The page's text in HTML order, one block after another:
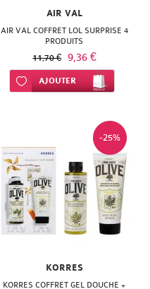
AIR VAL
AIR VAL COFFRET LOL SURPRISE 4
PRODUITS
11,70 € 9,36 €
Ajouter à ma liste d’envie
AJOUTER
-25%
KORRES
KORRES COFFRET GEL DOUCHE +